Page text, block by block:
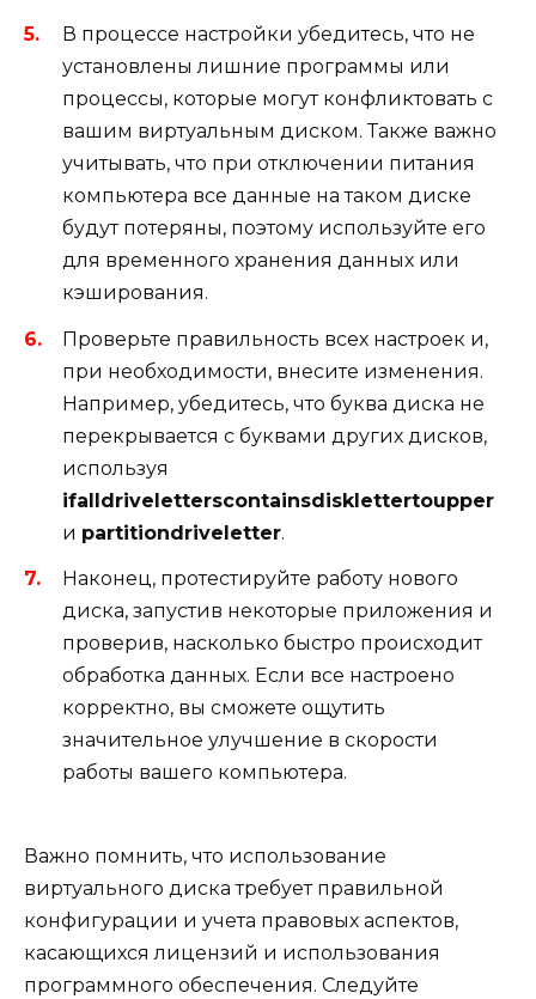
В процессе настройки убедитесь, что не
установлены лишние программы или
процессы, которые могут конфликтовать с
вашим виртуальным диском. Также важно
учитывать, что при отключении питания
компьютера все данные на таком диске
будут потеряны, поэтому используйте его
для временного хранения данных или
кэширования.
Проверьте правильность всех настроек и,
при необходимости, внесите изменения.
Например, убедитесь, что буква диска не
перекрывается с буквами других дисков,
используя
ifalldriveletterscontainsdisklettertoupper
и partitiondriveletter.
Наконец, протестируйте работу нового
диска, запустив некоторые приложения и
проверив, насколько быстро происходит
обработка данных. Если все настроено
корректно, вы сможете ощутить
значительное улучшение в скорости
работы вашего компьютера.
Важно помнить, что использование
виртуального диска требует правильной
конфигурации и учета правовых аспектов,
касающихся лицензий и использования
программного обеспечения. Следуйте